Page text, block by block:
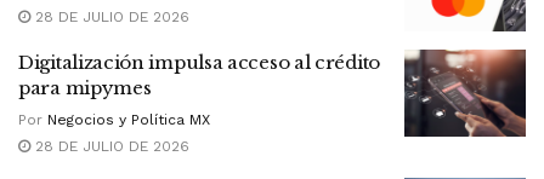
28 DE JULIO DE 2026
Digitalización impulsa acceso al crédito
para mipymes
Por Negocios y Política MX
28 DE JULIO DE 2026